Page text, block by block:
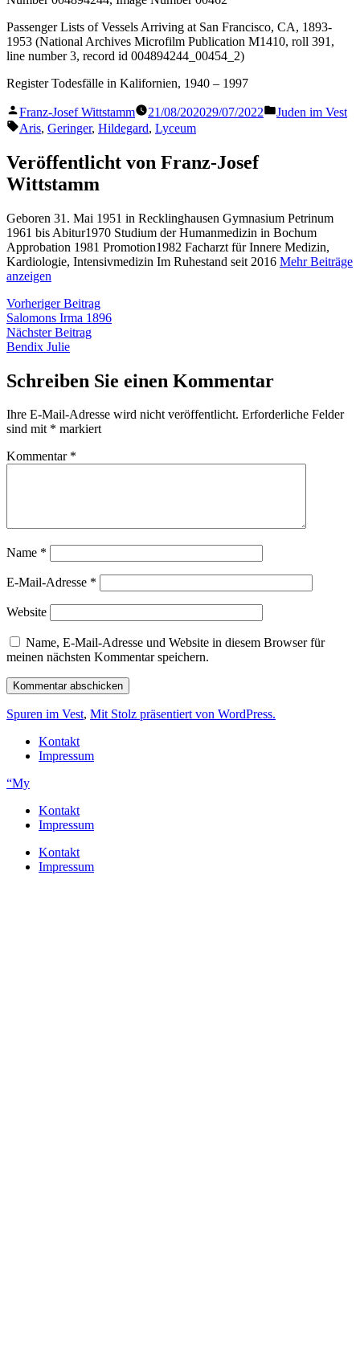
Passenger Lists of Vessels Arriving at San Francisco, CA, 1893-
1953 (National Archives Microfilm Publication M1410, roll 391,
line number 3, record id 004894244_00454_2)
Register Todesfälle in Kalifornien, 1940 – 1997
Veröffentlicht
von
Franz-Josef Wittstamm 21/08/202029/07/2022
Veröffentlicht
Juden im Vest
Schlagwörter:
Aris, Geringer, Hildegard, Lyceum
Veröffentlicht von Franz-Josef
Wittstamm
Geboren 31. Mai 1951 in Recklinghausen Gymnasium Petrinum
1961 bis Abitur1970 Studium der Humanmedizin in Bochum
Approbation 1981 Promotion1982 Facharzt für Innere Medizin,
Kardiologie, Intensivmedizin Im Ruhestand seit 2016 Mehr Beiträge
anzeigen
Beitragsnavigation
Vorheriger BeitragVorheriger
Beitrag:
Salomons Irma 1896
Nächster BeitragNächster
Bendix Julie
Schreiben Sie einen Kommentar
Ihre E-Mail-Adresse wird nicht veröffentlicht. Erforderliche Felder
sind mit * markiert
Kommentar *
Name *
E-Mail-Adresse *
Website
Name, E-Mail-Adresse und Website in diesem Browser für
meinen nächsten Kommentar speichern.
Spuren im Vest, Mit Stolz präsentiert von WordPress.
Kontakt
Impressum
“My
Kontakt
Impressum
Kontakt
Impressum